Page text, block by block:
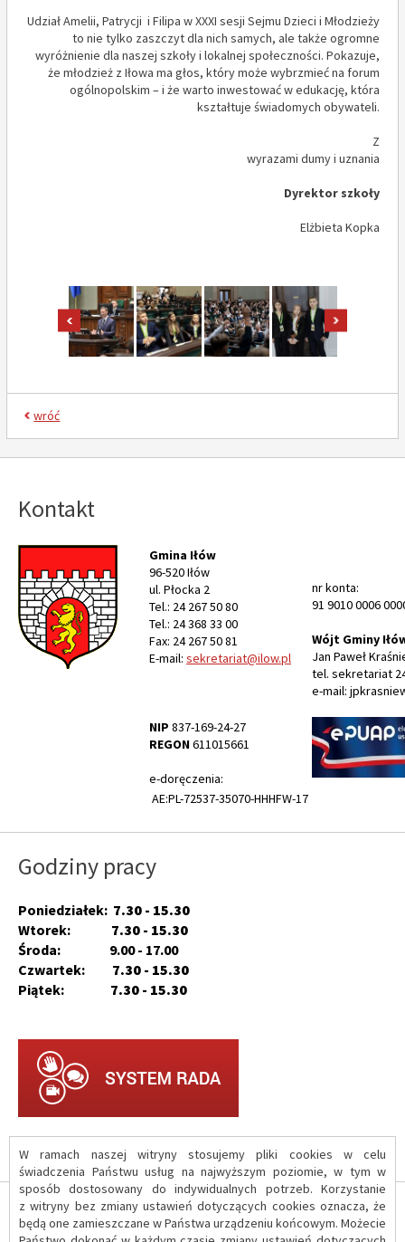
W ramach naszej witryny stosujemy pliki cookies w celu
świadczenia Państwu usług na najwyższym poziomie, w tym w
sposób dostosowany do indywidualnych potrzeb. Korzystanie
z witryny bez zmiany ustawień dotyczących cookies oznacza, że
będą one zamieszczane w Państwa urządzeniu końcowym. Możecie
Udział Amelii, Patrycji i Filipa w XXXI sesji Sejmu Dzieci i Młodzieży
to nie tylko zaszczyt dla nich samych, ale także ogromne
wyróżnienie dla naszej szkoły i lokalnej społeczności. Pokazuje,
że młodzież z Iłowa ma głos, który może wybrzmieć na forum
ogólnopolskim – i że warto inwestować w edukację, która
kształtuje świadomych obywateli.
Z
wyrazami dumy i uznania
Dyrektor szkoły
Elżbieta Kopka
pokaż poprzednie zdjęcia
wróć
Kontakt
Gmina Iłów
96-520 Iłów
ul. Płocka 2
Tel.: 24 267 50 80
Tel.: 24 368 33 00
Fax: 24 267 50 81
E-mail: sekretariat@ilow.pl
NIP 837-169-24-27
REGON611015661
e-doręczenia:
AE:PL-72537-35070-HHHFW-17
nr konta:
91 9010 0006
Wójt Gminy
Jan Paweł
tel. sekretariat
e-mail:
Godziny pracy
Poniedziałek: 7.30 - 15.30
Wtorek: 7.30 - 15.30
Środa: 9.00 - 17.00
Czwartek: 7.30 - 15.30
Piątek: 7.30 - 15.30
O serwisie